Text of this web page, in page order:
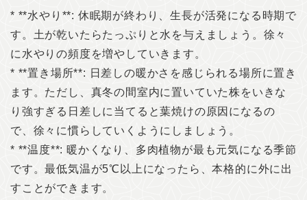
* **水やり**: 休眠期が終わり、生長が活発になる時期で
す。土が乾いたらたっぷりと水を与えましょう。徐々
に水やりの頻度を増やしていきます。
* **置き場所**: 日差しの暖かさを感じられる場所に置き
ます。ただし、真冬の間室内に置いていた株をいきな
り強すぎる日差しに当てると葉焼けの原因になるの
で、徐々に慣らしていくようにしましょう。
* **温度**: 暖かくなり、多肉植物が最も元気になる季節
です。最低気温が5℃以上になったら、本格的に外に出
すことができます。